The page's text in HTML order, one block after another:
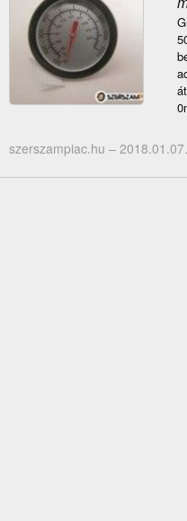
szerszampiac.hu – 2018.01.07.